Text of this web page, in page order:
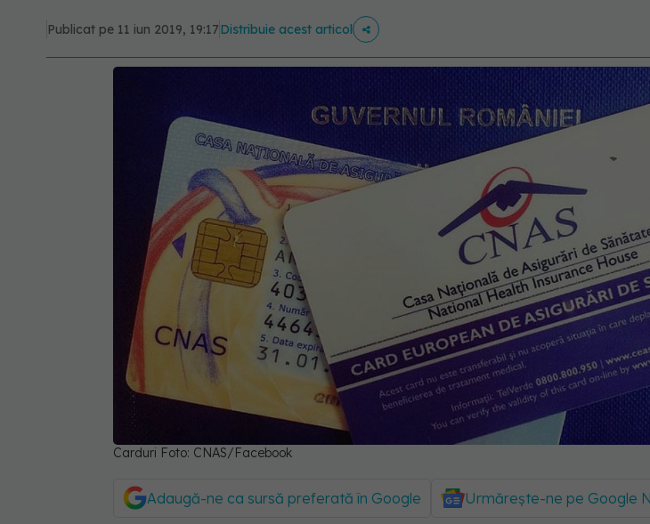
Publicat pe 11 iun 2019, 19:17Distribuie acest articol
Carduri Foto: CNAS/Facebook
Adaugă-ne ca sursă preferată în Google Urmărește-ne pe Google